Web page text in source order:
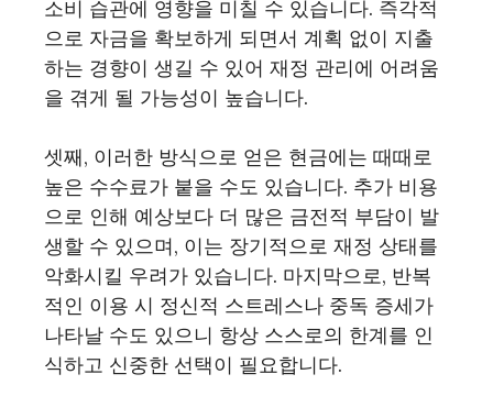
소비 습관에 영향을 미칠 수 있습니다. 즉각적
으로 자금을 확보하게 되면서 계획 없이 지출
하는 경향이 생길 수 있어 재정 관리에 어려움
을 겪게 될 가능성이 높습니다.
셋째, 이러한 방식으로 얻은 현금에는 때때로
높은 수수료가 붙을 수도 있습니다. 추가 비용
으로 인해 예상보다 더 많은 금전적 부담이 발
생할 수 있으며, 이는 장기적으로 재정 상태를
악화시킬 우려가 있습니다. 마지막으로, 반복
적인 이용 시 정신적 스트레스나 중독 증세가
나타날 수도 있으니 항상 스스로의 한계를 인
식하고 신중한 선택이 필요합니다.